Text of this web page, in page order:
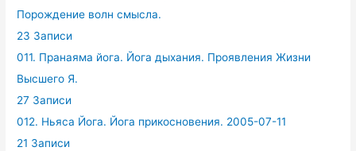
Порождение волн смысла.
23 Записи
011. Пранаяма йога. Йога дыхания. Проявления Жизни
Высшего Я.
27 Записи
012. Ньяса Йога. Йога прикосновения. 2005-07-11
21 Записи